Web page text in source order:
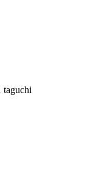
taguchi